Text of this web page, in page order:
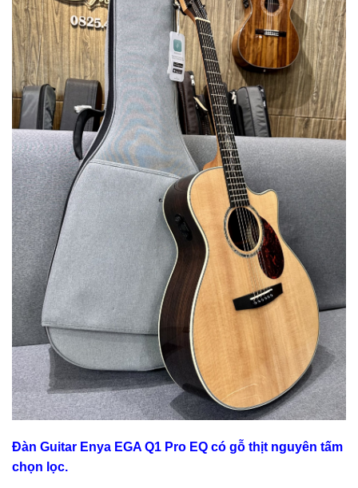
Đàn Guitar Enya EGA Q1 Pro EQ có gỗ thịt nguyên tấm
chọn lọc.